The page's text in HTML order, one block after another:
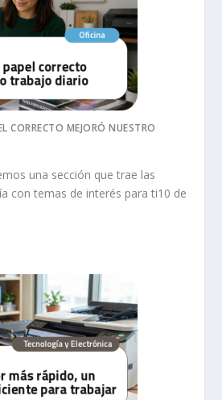
CORRECTO MEJORÓ NUESTRO
una sección que trae las
con temas de interés para ti10 de